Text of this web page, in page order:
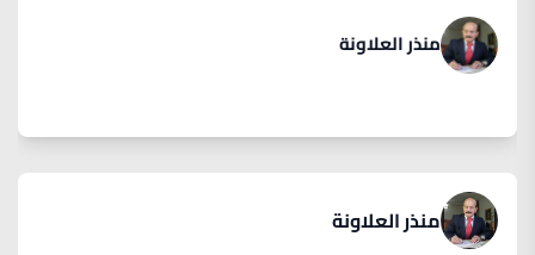
منذر العلاونة
منذر العلاونة